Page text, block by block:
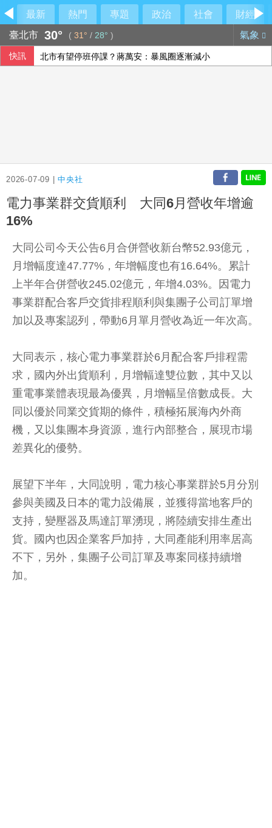
最新 熱門 專題 政治 社會
財經
臺北市 30° ( 31° / 28° ) 氣象
快訊 北市有望停班停課？蔣萬安：暴風圈逐漸減小
2026-07-09 |中央社
電力事業群交貨順利 大同6月營收年增逾
16%
大同公司今天公告6月合併營收新台幣52.93億元，
月增幅度達47.77%，年增幅度也有16.64%。累計
上半年合併營收245.02億元，年增4.03%。因電力
事業群配合客戶交貨排程順利與集團子公司訂單增
加以及專案認列，帶動6月單月營收為近一年次高。
大同表示，核心電力事業群於6月配合客戶排程需
求，國內外出貨順利，月增幅達雙位數，其中又以
重電事業體表現最為優異，月增幅呈倍數成長。大
同以優於同業交貨期的條件，積極拓展海內外商
機，又以集團本身資源，進行內部整合，展現市場
差異化的優勢。
展望下半年，大同說明，電力核心事業群於5月分別
參與美國及日本的電力設備展，並獲得當地客戶的
支持，變壓器及馬達訂單湧現，將陸續安排生產出
貨。國內也因企業客戶加持，大同產能利用率居高
不下，另外，集團子公司訂單及專案同樣持續增
加。